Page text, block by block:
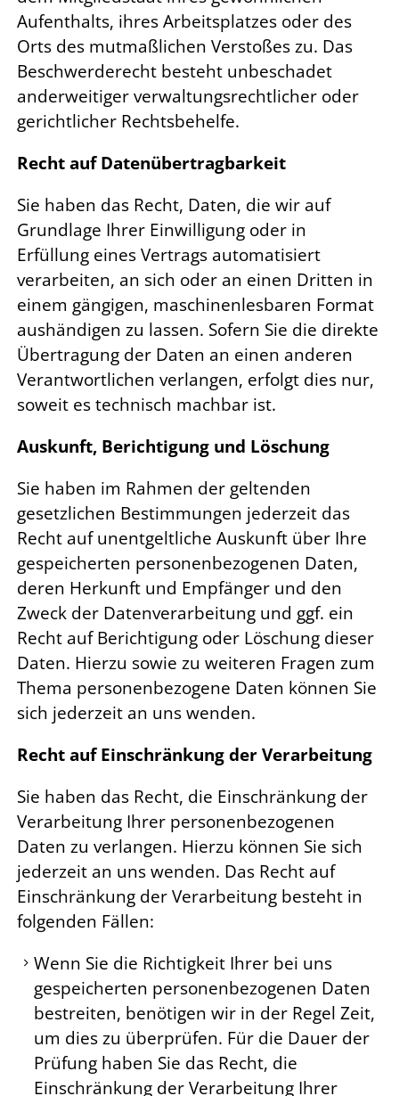
Aufenthalts, ihres Arbeitsplatzes oder des
Orts des mutmaßlichen Verstoßes zu. Das
Beschwerderecht besteht unbeschadet
anderweitiger verwaltungsrechtlicher oder
gerichtlicher Rechtsbehelfe.
Recht auf Datenübertragbarkeit
Sie haben das Recht, Daten, die wir auf
Grundlage Ihrer Einwilligung oder in
Erfüllung eines Vertrags automatisiert
verarbeiten, an sich oder an einen Dritten in
einem gängigen, maschinenlesbaren Format
aushändigen zu lassen. Sofern Sie die direkte
Übertragung der Daten an einen anderen
Verantwortlichen verlangen, erfolgt dies nur,
soweit es technisch machbar ist.
Auskunft, Berichtigung und Löschung
Sie haben im Rahmen der geltenden
gesetzlichen Bestimmungen jederzeit das
Recht auf unentgeltliche Auskunft über Ihre
gespeicherten personenbezogenen Daten,
deren Herkunft und Empfänger und den
Zweck der Datenverarbeitung und ggf. ein
Recht auf Berichtigung oder Löschung dieser
Daten. Hierzu sowie zu weiteren Fragen zum
Thema personenbezogene Daten können Sie
sich jederzeit an uns wenden.
Recht auf Einschränkung der Verarbeitung
Sie haben das Recht, die Einschränkung der
Verarbeitung Ihrer personenbezogenen
Daten zu verlangen. Hierzu können Sie sich
jederzeit an uns wenden. Das Recht auf
Einschränkung der Verarbeitung besteht in
folgenden Fällen:
Wenn Sie die Richtigkeit Ihrer bei uns
gespeicherten personenbezogenen Daten
bestreiten, benötigen wir in der Regel Zeit,
um dies zu überprüfen. Für die Dauer der
Prüfung haben Sie das Recht, die
Einschränkung der Verarbeitung Ihrer